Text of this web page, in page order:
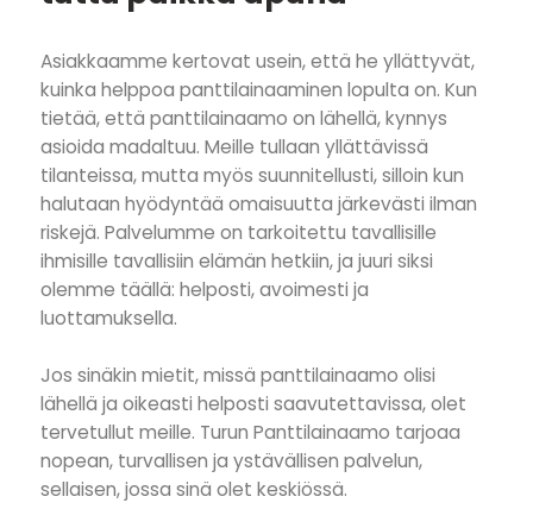
Asiakkaamme kertovat usein, että he yllättyvät,
kuinka helppoa panttilainaaminen lopulta on. Kun
tietää, että panttilainaamo on lähellä, kynnys
asioida madaltuu. Meille tullaan yllättävissä
tilanteissa, mutta myös suunnitellusti, silloin kun
halutaan hyödyntää omaisuutta järkevästi ilman
riskejä. Palvelumme on tarkoitettu tavallisille
ihmisille tavallisiin elämän hetkiin, ja juuri siksi
olemme täällä: helposti, avoimesti ja
luottamuksella.
Jos sinäkin mietit, missä panttilainaamo olisi
lähellä ja oikeasti helposti saavutettavissa, olet
tervetullut meille. Turun Panttilainaamo tarjoaa
nopean, turvallisen ja ystävällisen palvelun,
sellaisen, jossa sinä olet keskiössä.